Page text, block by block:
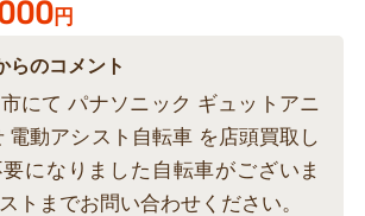
円
らのコメント
にて パナソニック ギュットアニ
電動アシスト自転車 を店頭買取し
になりました自転車がございま
トまでお問い合わせください。